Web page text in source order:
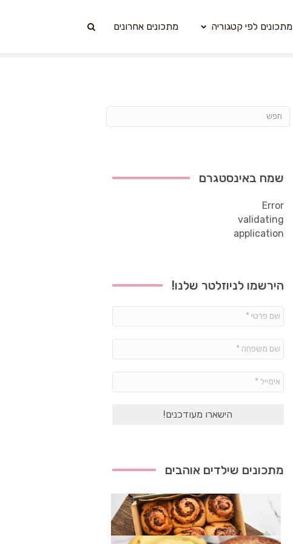
מתכונים לפי קטגוריה מתכונים אחרונים
שמח באינסטגרם
Error
validating
application
הירשמו לניוזלטר שלנו!
פרטי
משפחה
*
מתכונים שילדים אוהבים